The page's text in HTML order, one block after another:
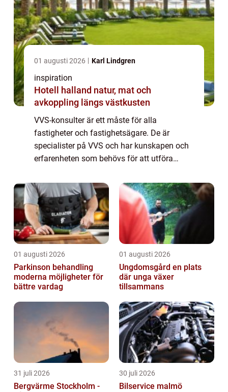
01 augusti 2026 Karl Lindgren
inspiration
Hotell halland natur, mat och
avkoppling längs västkusten
VVS-konsulter är ett måste för alla
fastigheter och fastighetsägare. De är
specialister på VVS och har kunskapen och
erfarenheten som behövs för att utföra
01 augusti 2026
Parkinson behandling
moderna möjligheter för
bättre vardag
01 augusti 2026
Ungdomsgård en plats
där unga växer
tillsammans
31 juli 2026
Bergvärme Stockholm -
30 juli 2026
Bilservice malmö